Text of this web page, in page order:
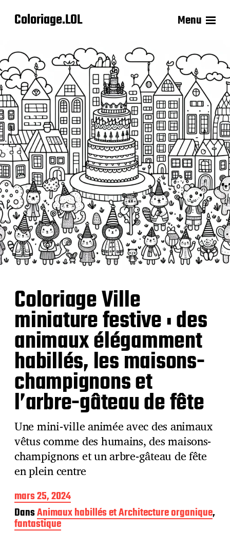
Coloriage.LOL Menu
Coloriage Ville
miniature festive : des
animaux élégamment
habillés, les maisons-
champignons et
l’arbre-gâteau de fête
Une mini-ville animée avec des animaux
vêtus comme des humains, des maisons-
champignons et un arbre-gâteau de fête
en plein centre
D
a
t
e
mars 25, 2024
DansAnimaux habillés et Architecture organique,
fantastique